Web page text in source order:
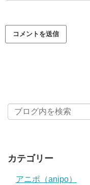
カテゴリー
アニポ（anipo）